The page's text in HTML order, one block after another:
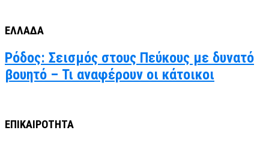
ΕΛΛΑΔΑ
Ρόδος: Σεισμός στους Πεύκους με δυνατό
βουητό – Τι αναφέρουν οι κάτοικοι
ΕΠΙΚΑΙΡΟΤΗΤΑ